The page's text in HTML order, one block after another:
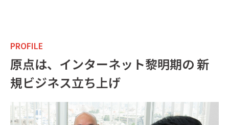
PROFILE
原点は、インターネット黎明期の 新
規ビジネス立ち上げ